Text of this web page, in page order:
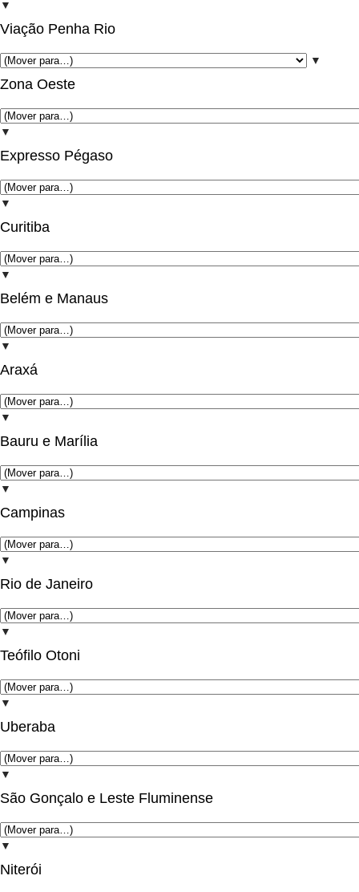
▼
Viação Penha Rio
▼
Zona Oeste
▼
Expresso Pégaso
▼
Curitiba
▼
Belém e Manaus
▼
Araxá
▼
Bauru e Marília
▼
Campinas
▼
Rio de Janeiro
▼
Teófilo Otoni
▼
Uberaba
▼
São Gonçalo e Leste Fluminense
▼
Niterói